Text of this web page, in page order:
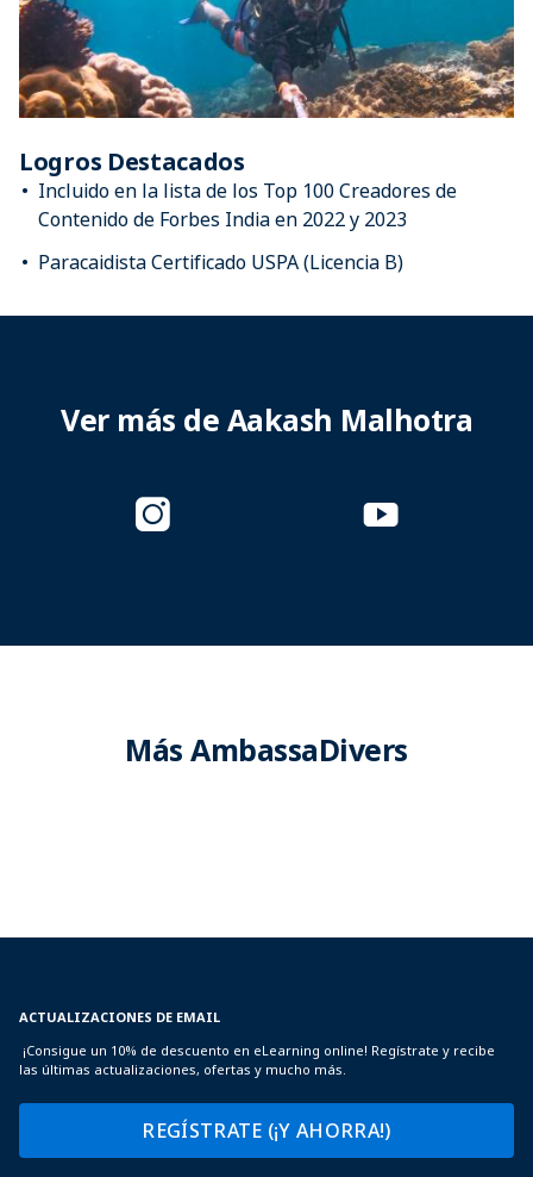
Logros Destacados
Incluido en la lista de los Top 100 Creadores de
Contenido de Forbes India en 2022 y 2023
Paracaidista Certificado USPA (Licencia B)
Ver más de Aakash Malhotra
Más AmbassaDivers
ACTUALIZACIONES DE EMAIL
¡Consigue un 10% de descuento en eLearning online! Regístrate y recibe
las últimas actualizaciones, ofertas y mucho más.
REGÍSTRATE (¡Y AHORRA!)